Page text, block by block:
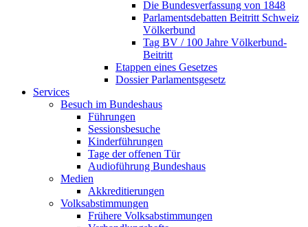
Die Bundesverfassung von 1848
Parlamentsdebatten Beitritt Schweiz
Völkerbund
Tag BV / 100 Jahre Völkerbund-
Beitritt
Etappen eines Gesetzes
Dossier Parlamentsgesetz
Services
Besuch im Bundeshaus
Führungen
Sessionsbesuche
Kinderführungen
Tage der offenen Tür
Audioführung Bundeshaus
Medien
Akkreditierungen
Volksabstimmungen
Frühere Volksabstimmungen